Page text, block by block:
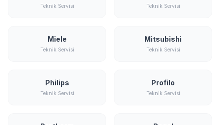
Teknik Servisi Teknik Servisi
Miele
Teknik Servisi
Mitsubishi
Teknik Servisi
Philips
Teknik Servisi
Profilo
Teknik Servisi